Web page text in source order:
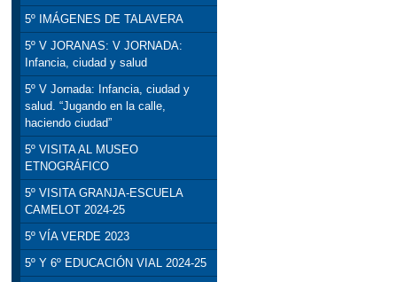
5º IMÁGENES DE TALAVERA
5º V JORANAS: V JORNADA:
Infancia, ciudad y salud
5º V Jornada: Infancia, ciudad y
salud. “Jugando en la calle,
haciendo ciudad”
5º VISITA AL MUSEO
ETNOGRÁFICO
5º VISITA GRANJA-ESCUELA
CAMELOT 2024-25
5º VÍA VERDE 2023
5º Y 6º EDUCACIÓN VIAL 2024-25